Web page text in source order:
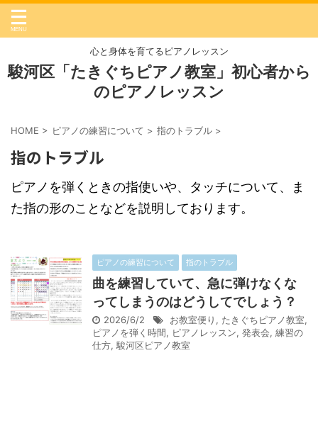
心と身体を育てるピアノレッスン
駿河区「たきぐちピアノ教室」初心者から
のピアノレッスン
HOME > ピアノの練習について > 指のトラブル >
指のトラブル
ピアノを弾くときの指使いや、タッチについて、ま
た指の形のことなどを説明しております。
ピアノの練習について 指のトラブル
曲を練習していて、急に弾けなくな
ってしまうのはどうしてでしょう？
2026/6/2 お教室便り , たきぐちピアノ教室,
ピアノを弾く時間, ピアノレッスン, 発表会, 練習の
仕方, 駿河区ピアノ教室